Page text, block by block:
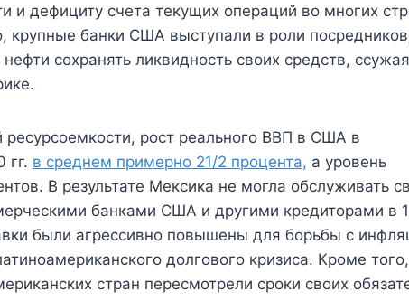
и дефициту счета текущих операций во многих
крупные банки США выступали в роли
сохранять ликвидность своих средств,
рост реального ВВП в США в
гг. в среднем примерно 21/2 процента, а уровень
В результате Мексика не могла обслуживать
банками США и другими кредиторами в
были агрессивно повышены для борьбы с
долгового кризиса. Кроме того,
стран пересмотрели сроки своих